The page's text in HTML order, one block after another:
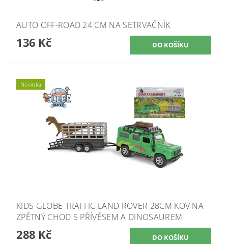
AUTO OFF-ROAD 24 CM NA SETRVAČNÍK
136 Kč
Novinka
KIDS GLOBE TRAFFIC LAND ROVER 28CM KOV NA
ZPĚTNÝ CHOD S PŘÍVĚSEM A DINOSAUREM
288 Kč